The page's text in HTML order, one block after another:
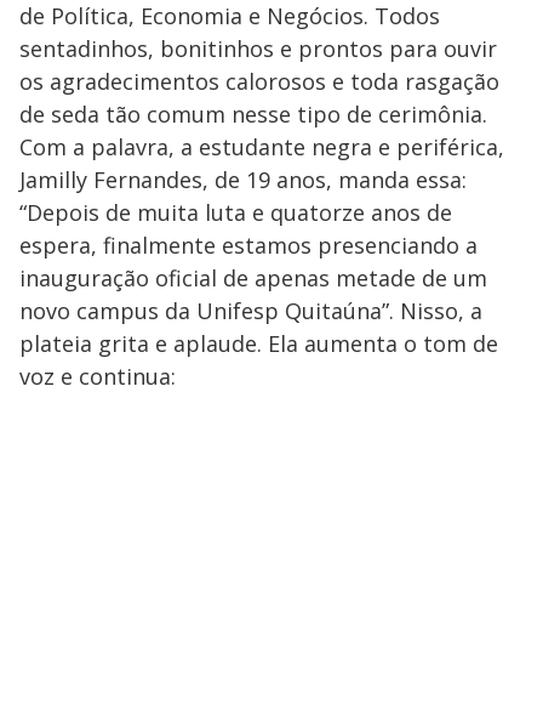
de Política, Economia e Negócios. Todos
sentadinhos, bonitinhos e prontos para ouvir
os agradecimentos calorosos e toda rasgação
de seda tão comum nesse tipo de cerimônia.
Com a palavra, a estudante negra e periférica,
Jamilly Fernandes, de 19 anos, manda essa:
“Depois de muita luta e quatorze anos de
espera, finalmente estamos presenciando a
inauguração oficial de apenas metade de um
novo campus da Unifesp Quitaúna”. Nisso, a
plateia grita e aplaude. Ela aumenta o tom de
voz e continua: